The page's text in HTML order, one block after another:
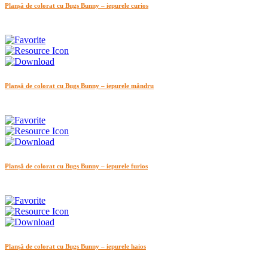
Planșă de colorat cu Bugs Bunny – iepurele curios
Planșă de colorat cu Bugs Bunny – iepurele mândru
Planșă de colorat cu Bugs Bunny – iepurele furios
Planșă de colorat cu Bugs Bunny – iepurele haios